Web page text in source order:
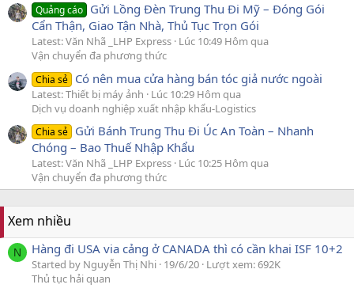
Quảng cáo Gửi Lồng Đèn Trung Thu Đi Mỹ – Đóng Gói
Cẩn Thận, Giao Tận Nhà, Thủ Tục Trọn Gói
Latest: Văn Nhã _LHP Express Lúc 10:49 Hôm qua
Vận chuyển đa phương thức
Chia sẻ Có nên mua cửa hàng bán tóc giả nước ngoài
Latest: Thiết bị máy ảnh
Lúc 10:29 Hôm qua
Dịch vụ doanh nghiệp xuất nhập khẩu-Logistics
Chia sẻ Gửi Bánh Trung Thu Đi Úc An Toàn – Nhanh
Chóng – Bao Thuế Nhập Khẩu
Latest: Văn Nhã _LHP Express Lúc 10:25 Hôm qua
Vận chuyển đa phương thức
Xem nhiều
N Hàng đi USA via cảng ở CANADA thì có cần khai ISF 10+2
Started by Nguyễn Thị Nhi 19/6/20 Lượt xem: 692K
Thủ tục hải quan